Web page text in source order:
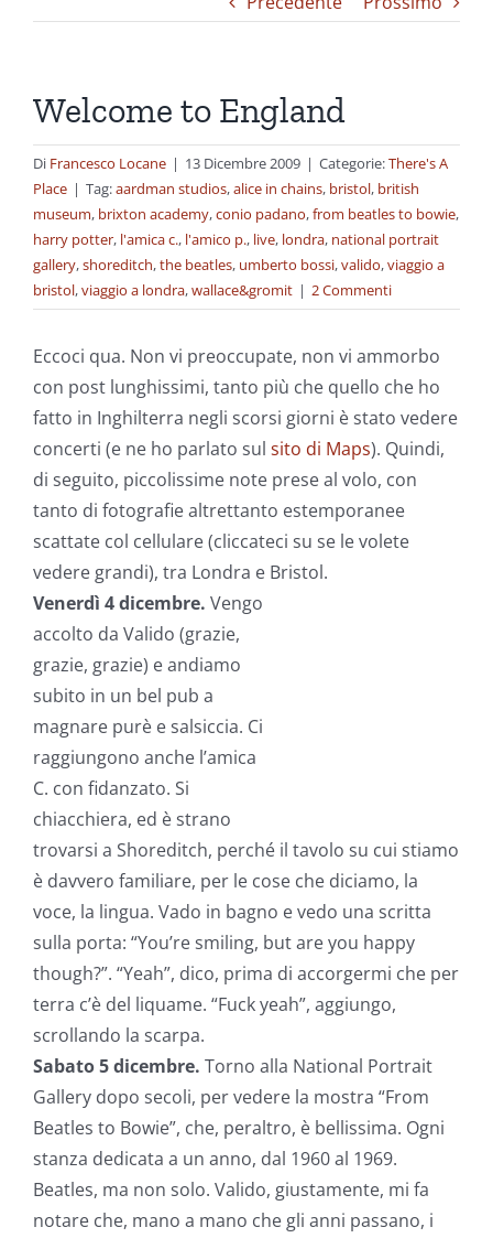
Welcome to England
Di Francesco Locane | 13 Dicembre 2009 | Categorie:There's A
Place | Tag:aardman studios,alice in chains, bristol, british
museum, brixton academy,conio padano,from beatles to bowie,
harry potter, l'amica c., l'amico p., live, londra, national portrait
gallery,shoreditch,the beatles, umberto bossi,valido,viaggio a
bristol,viaggio a londra,wallace&gromit | 2 Commenti
Eccoci qua. Non vi preoccupate, non vi ammorbo
con post lunghissimi, tanto più che quello che ho
fatto in Inghilterra negli scorsi giorni è stato vedere
concerti (e ne ho parlato sul sito di Maps). Quindi,
di seguito, piccolissime note prese al volo, con
tanto di fotografie altrettanto estemporanee
scattate col cellulare (cliccateci su se le volete
vedere grandi), tra Londra e Bristol.
Venerdì 4 dicembre. Vengo
accolto da Valido (grazie,
grazie, grazie) e andiamo
subito in un bel pub a
magnare purè e salsiccia. Ci
raggiungono anche l’amica
C. con fidanzato. Si
chiacchiera, ed è strano
trovarsi a Shoreditch, perché il tavolo su cui stiamo
è davvero familiare, per le cose che diciamo, la
voce, la lingua. Vado in bagno e vedo una scritta
sulla porta: “You’re smiling, but are you happy
though?”. “Yeah”, dico, prima di accorgermi che per
terra c’è del liquame. “Fuck yeah”, aggiungo,
scrollando la scarpa.
Sabato 5 dicembre. Torno alla National Portrait
Gallery dopo secoli, per vedere la mostra “From
Beatles to Bowie”, che, peraltro, è bellissima. Ogni
stanza dedicata a un anno, dal 1960 al 1969.
Beatles, ma non solo. Valido, giustamente, mi fa
notare che, mano a mano che gli anni passano, i